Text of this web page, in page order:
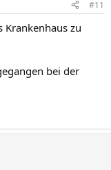
#11
zu
bei der